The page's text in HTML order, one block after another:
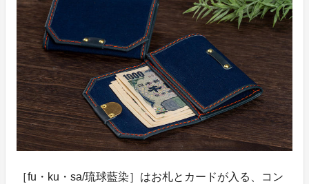
［fu・ku・sa/琉球藍染］はお札とカードが入る、コン